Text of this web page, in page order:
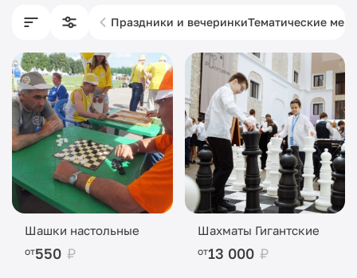
Праздники и вечеринкиТематические
Шашки настольные
от550 ₽
Шахматы Гигантские
от13 000 ₽